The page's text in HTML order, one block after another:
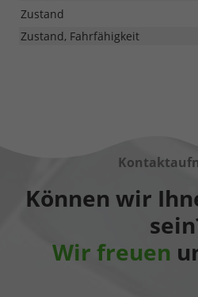
Zustand
Zustand, Fahrfähigkeit
Können wir
Wir freuen